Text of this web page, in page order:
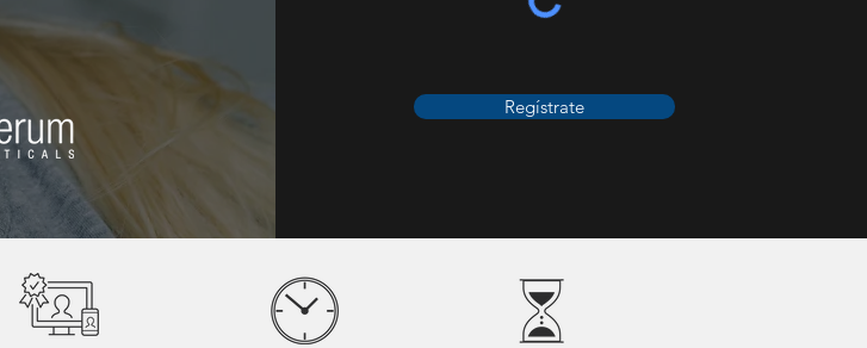
Regístrate